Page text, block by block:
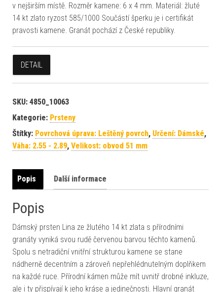
v nejširším místě. Rozměr kamene: 6 x 4 mm. Materiál: žluté
14 kt zlato ryzost 585/1000 Součástí šperku je i certifikát
pravosti kamene. Granát pochází z České republiky.
DETAIL
SKU: 4850_10063
Kategorie: Prsteny
Štítky: Povrchová úprava: Leštěný povrch, Určení: Dámské,
Váha: 2.55 - 2.89, Velikost: obvod 51 mm
Popis Další informace
Popis
Dámský prsten Lina ze žlutého 14 kt zlata s přírodními
granáty vyniká svou rudě červenou barvou těchto kamenů.
Spolu s netradiční vnitřní strukturou kamene se stane
nádherně decentním a zároveň nepřehlédnutelným doplňkem
na každé ruce. Přírodní kámen může mít uvnitř drobné inkluze,
ale i ty přispívají k jeho kráse a jedinečnosti. Hlavní granát